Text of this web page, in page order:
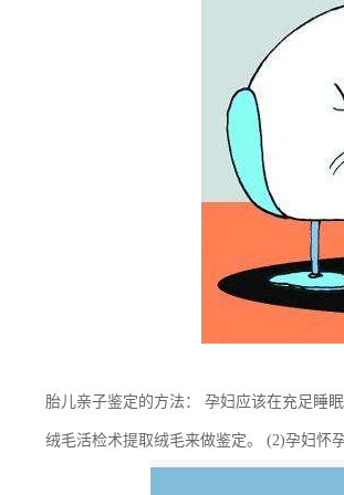
胎儿亲子鉴定的方法： 孕妇应该在充足睡
绒毛活检术提取绒毛来做鉴定。 (2)孕妇怀